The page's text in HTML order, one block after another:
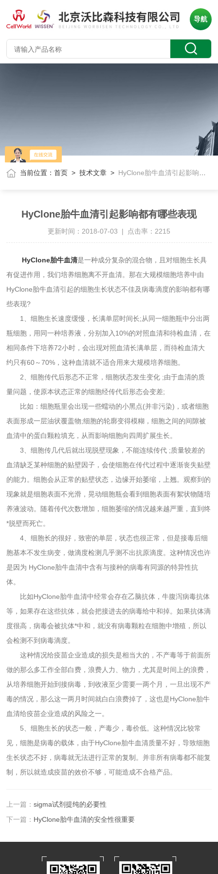
导航
当前位置：首页 >技术文章 > HyClone胎牛血清引起影响都有哪些表现
HyClone胎牛血清引起影响都有哪些表现
更新时间：2018-07-03 | 点击率：2215
HyClone胎牛血清是一种成分复杂的混合物，且对细胞生长具
有促进作用，我们培养细胞离不开血清。那在大规模细胞培养中由
HyClone胎牛血清引起的细胞生长状态不佳及病毒滴度的影响都有哪
些表现?
1、细胞生长速度缓慢，长满单层时间长;从同一细胞瓶中分出两
瓶细胞，用同一种培养液，分别加入10%的对照血清和待检血清，在
相同条件下培养72小时，会出现对照血清长满单层，而待检血清大
约只有60～70%，这种血清就不适合用来大规模培养细胞。
2、细胞传代后形态不正常，细胞状态发生变化 ;由于血清的质
量问题，使原本状态正常的细胞经传代后形态会变差;
比如：细胞瓶里会出现一些蠕动的小黑点(并非污染)，或者细胞
表面形成一层油状覆盖物;细胞的轮廓变得模糊，细胞之间的间隙被
血清中的蛋白颗粒填充，从而影响细胞向四周扩展生长。
3、细胞传几代后就出现脱壁现象，不能连续传代 ;质量较差的
血清缺乏某种细胞的贴壁因子，会使细胞在传代过程中逐渐丧失贴壁
的能力。细胞会从正常的贴壁状态，边缘开始萎缩，上翘。观察到的
现象就是细胞表面不光滑，晃动细胞瓶会看到细胞表面有絮状物随培
养液波动。随着传代次数增加，细胞萎缩的情况越来越严重，直到终
*脱壁而死亡。
4、细胞长的很好，致密的单层，状态也很正常，但是接毒后细
胞基本不发生病变，做滴度检测几乎测不出抗原滴度。这种情况也许
是因为 HyClone胎牛血清中含有与接种的病毒有同源的特异性抗
体。
比如HyClone胎牛血清中经常会存在乙脑抗体，牛腹泻病毒抗体
等，如果存在这些抗体，就会把接进去的病毒给中和掉。如果抗体滴
度很高，病毒会被抗体*中和，就没有病毒颗粒在细胞中增殖，所以
会检测不到病毒滴度。
这种情况给疫苗企业造成的损失是相当大的，不产毒等于前面所
做的那么多工作全部白费，浪费人力、物力，尤其是时间上的浪费，
从培养细胞开始到接病毒，到收液至少需要一两个月，一旦出现不产
毒的情况，那么这一两月时间就白白浪费掉了，这也是HyClone胎牛
血清给疫苗企业造成的风险之一。
5、细胞生长的状态一般，产毒少，毒价低。这种情况比较常
见，细胞是病毒的载体，由于HyClone胎牛血清质量不好，导致细胞
生长状态不好，病毒就无法进行正常的复制。并非所有病毒都不能复
制，所以就造成疫苗的效价不够，可能造成不合格产品。
上一篇：sigma试剂提纯的必要性
下一篇： HyClone胎牛血清的安全性很重要